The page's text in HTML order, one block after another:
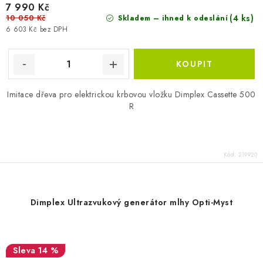
Skladem – ihned k odeslání (4 ks)
6 603 Kč bez DPH
7 990 Kč
10 050 Kč
Imitace dřeva pro elektrickou krbovou vložku Dimplex Cassette 500
R
Kód: 219920
Dimplex Ultrazvukový generátor mlhy Opti-Myst
14 %